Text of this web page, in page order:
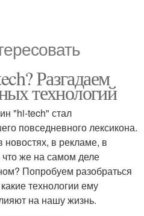
Разгадаем
технологий
"hi-tech" стал
повседневного лексикона.
в рекламе, в
что же на самом деле
Попробуем разобраться
технологии ему
на нашу жизнь.